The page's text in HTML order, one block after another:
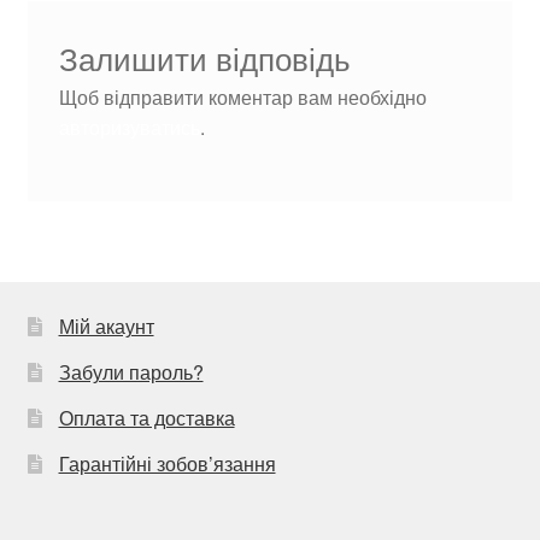
Залишити відповідь
Щоб відправити коментар вам необхідно
.
Мій акаунт
Забули пароль?
Оплата та доставка
Гарантійні зобов’язання